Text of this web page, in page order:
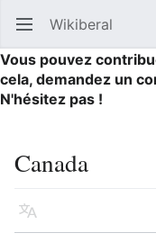
Ouvrir le menu principal Wikiberal
Vous pouvez
cela, demandez un
N'hésitez pas !
Canada
Langue